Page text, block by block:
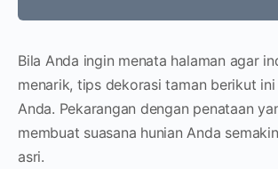
Bila Anda ingin menata halaman agar
menarik, tips dekorasi taman berikut
Anda. Pekarangan dengan penataan
membuat suasana hunian Anda
asri.